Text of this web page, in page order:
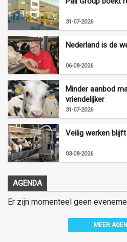
31-07-2026
Nederland is de
06-08-2026
Minder aanbod
vriendelijker
31-07-2026
Veilig werken
03-08-2026
AGENDA
Er zijn momenteel geen
MEER